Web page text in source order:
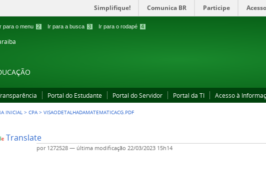
Simplifique! Comunica BR Participe
para o menu 2 Ir para a busca 3 Ir para o rodapé 4
Portal do Estudante Portal do Servidor Portal da TI Acesso à
INICIAL >CPA >VISAODETALHADAMATEMATICACG.PDF
Translate
por 1272528 — última modificação 22/03/2023 15h14